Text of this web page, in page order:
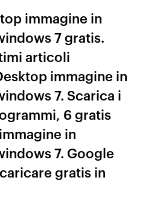
immagine in
7 gratis.
articoli
immagine in
7. Scarica i
6 gratis
in
7. Google
gratis in